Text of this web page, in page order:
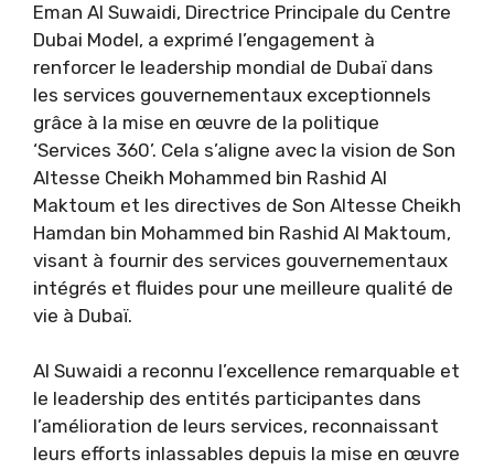
Eman Al Suwaidi, Directrice Principale du Centre
Dubai Model, a exprimé l’engagement à
renforcer le leadership mondial de Dubaï dans
les services gouvernementaux exceptionnels
grâce à la mise en œuvre de la politique
‘Services 360’. Cela s’aligne avec la vision de Son
Altesse Cheikh Mohammed bin Rashid Al
Maktoum et les directives de Son Altesse Cheikh
Hamdan bin Mohammed bin Rashid Al Maktoum,
visant à fournir des services gouvernementaux
intégrés et fluides pour une meilleure qualité de
vie à Dubaï.
Al Suwaidi a reconnu l’excellence remarquable et
le leadership des entités participantes dans
l’amélioration de leurs services, reconnaissant
leurs efforts inlassables depuis la mise en œuvre